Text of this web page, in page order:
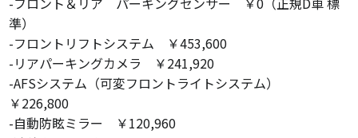
準）
-フロントリフトシステム ￥453,600
-リアパーキングカメラ ￥241,920
-AFSシステム（可変フロントライトシステム）
￥226,800
-自動防眩ミラー ￥120,960